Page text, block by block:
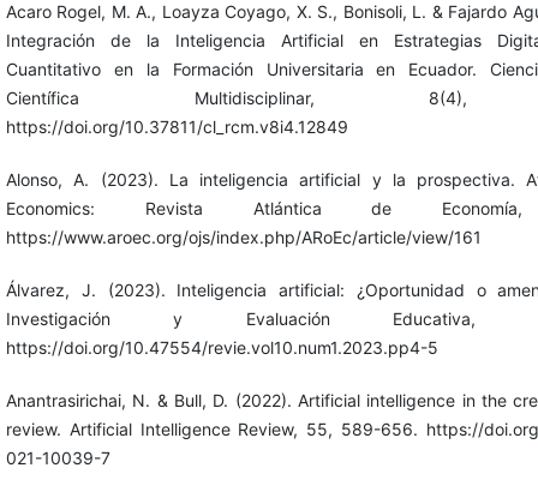
Acaro Rogel, M. A., Loayza Coyago, X. S., Bonisoli, L. & Fajardo
Integración de la Inteligencia Artificial en Estrategias
Cuantitativo en la Formación Universitaria en Ecuador.
Científica Multidisciplinar, 8(4),
https://doi.org/10.37811/cl_rcm.v8i4.12849
Alonso, A. (2023). La inteligencia artificial y la prospectiva.
Economics: Revista Atlántica de
https://www.aroec.org/ojs/index.php/ARoEc/article/view/161
Álvarez, J. (2023). Inteligencia artificial: ¿Oportunidad o
Investigación y Evaluación Educativa,
https://doi.org/10.47554/revie.vol10.num1.2023.pp4-5
Anantrasirichai, N. & Bull, D. (2022). Artificial intelligence in the
review. Artificial Intelligence Review, 55, 589-656. https://
021-10039-7